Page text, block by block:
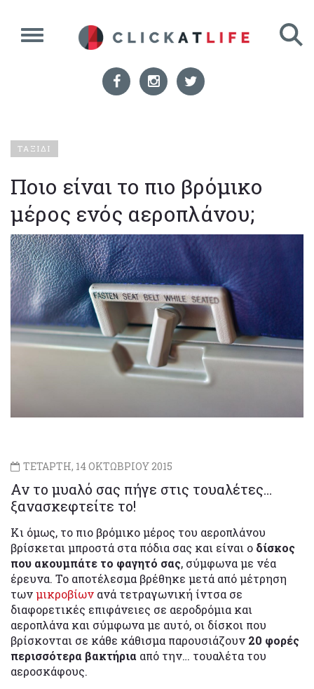
ΤΑΞΙΔΙ
Ποιο είναι το πιο βρόμικο
μέρος ενός αεροπλάνου;
ΤΕΤΑΡΤΗ, 14 ΟΚΤΩΒΡΙΟΥ 2015
Αν το μυαλό σας πήγε στις τουαλέτες…
ξανασκεφτείτε το!
Κι όμως, το πιο βρόμικο μέρος του αεροπλάνου
βρίσκεται μπροστά στα πόδια σας και είναι ο δίσκος
που ακουμπάτε το φαγητό σας, σύμφωνα με νέα
έρευνα. Το αποτέλεσμα βρέθηκε μετά από μέτρηση
τωνμικροβίων ανά τετραγωνική ίντσα σε
διαφορετικές επιφάνειες σε αεροδρόμια και
αεροπλάνα και σύμφωνα με αυτό, οι δίσκοι που
βρίσκονται σε κάθε κάθισμα παρουσιάζουν 20 φορές
περισσότερα βακτήρια από την… τουαλέτα του
αεροσκάφους.